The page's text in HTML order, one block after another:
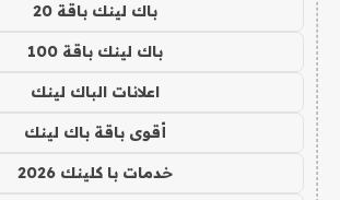
باك لينك باقة 20
باك لينك باقة 100
اعلانات الباك لينك
أقوى باقة باك لينك
خدمات با كلينك 2026